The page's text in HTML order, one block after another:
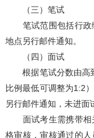
（三）笔试
笔试范围包括行政综
地点另行邮件通知。
（四）面试
根据笔试分数由高到
比例最低可调整为1:2
另行邮件通知，未进面
面试考生需携带相
格审核，审核通过的